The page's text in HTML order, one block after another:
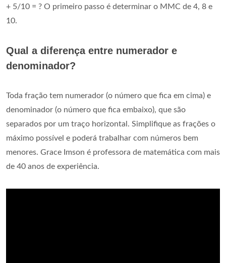
+ 5/10 = ? O primeiro passo é determinar o MMC de 4, 8 e
10.
Qual a diferença entre numerador e
denominador?
Toda fração tem numerador (o número que fica em cima) e
denominador (o número que fica embaixo), que são
separados por um traço horizontal. Simplifique as frações o
máximo possível e poderá trabalhar com números bem
menores. Grace Imson é professora de matemática com mais
de 40 anos de experiência.